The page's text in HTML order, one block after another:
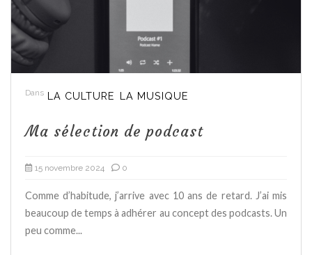
Dans LA CULTURE LA MUSIQUE
Ma sélection de podcast
15 novembre 2024 0
Comme d’habitude, j’arrive avec 10 ans de retard. J’ai mis
beaucoup de temps à adhérer au concept des podcasts. Un
peu comme...